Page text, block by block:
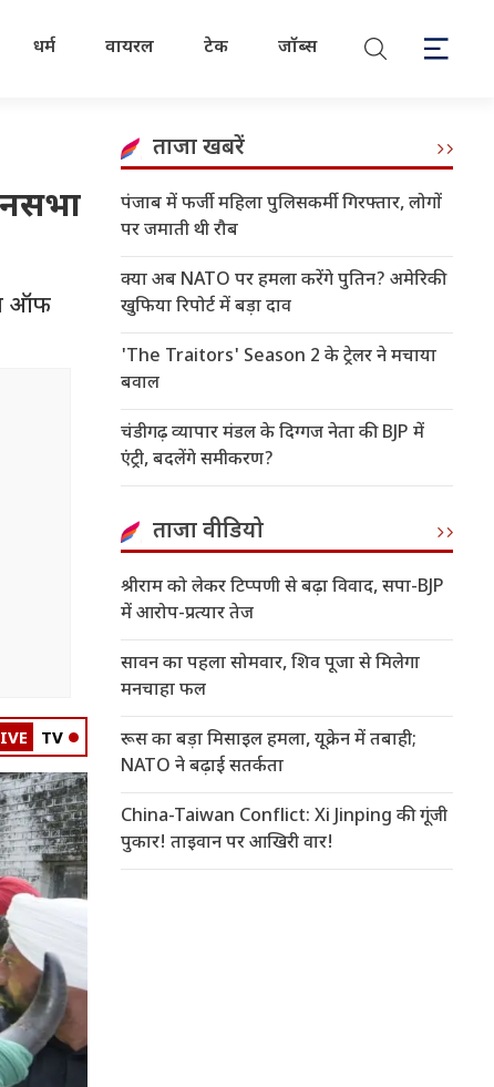
धर्म वायरल टेक जॉब्स
ऑफ
TV
ताजा खबरें
पंजाब में फर्जी महिला पुलिसकर्मी गिरफ्तार, लोगों
पर जमाती थी रौब
क्या अब NATO पर हमला करेंगे पुतिन? अमेरिकी
खुफिया रिपोर्ट में बड़ा दाव
'The Traitors' Season 2 के ट्रेलर ने मचाया
बवाल
चंडीगढ़ व्यापार मंडल के दिग्गज नेता की BJP में
एंट्री, बदलेंगे समीकरण?
ताजा वीडियो
श्रीराम को लेकर टिप्पणी से बढ़ा विवाद, सपा-BJP
में आरोप-प्रत्यार तेज
सावन का पहला सोमवार, शिव पूजा से मिलेगा
मनचाहा फल
रूस का बड़ा मिसाइल हमला, यूक्रेन में तबाही;
NATO ने बढ़ाई सतर्कता
China-Taiwan Conflict: Xi Jinping की गूंजी
पुकार! ताइवान पर आखिरी वार!